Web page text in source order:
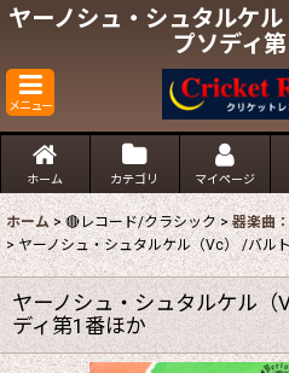
ヤーノシュ・シュタルケ
プソディ
メニュー
ホーム カテゴリ マイページ
ホーム > 🔴レコード/クラシック > 器楽曲
> ヤーノシュ・シュタルケル（Vc） /バル
ヤーノシュ・シュタルケル（
ディ第1番ほか